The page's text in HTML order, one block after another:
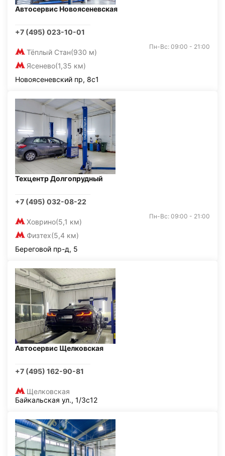
Автосервис Новоясеневская
+7 (495) 023-10-01
Тёплый Стан(930 м)
Ясенево(1,35 км)
Пн-Вс: 09:00 - 21:00
Новоясеневский пр, 8с1
Техцентр Долгопрудный
+7 (495) 032-08-22
Ховрино(5,1 км)
Физтех(5,4 км)
Пн-Вс: 09:00 - 21:00
Береговой пр-д, 5
Автосервис Щелковская
+7 (495) 162-90-81
Щелковская
Байкальская ул., 1/3с12